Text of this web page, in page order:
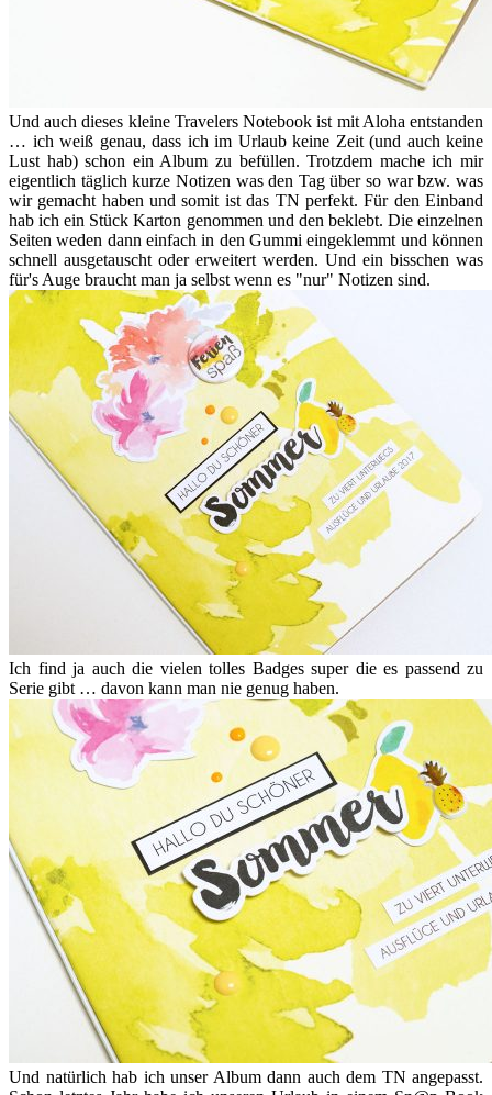
Und auch dieses kleine Travelers Notebook ist mit Aloha entstanden
… ich weiß genau, dass ich im Urlaub keine Zeit (und auch keine
Lust hab) schon ein Album zu befüllen. Trotzdem mache ich mir
eigentlich täglich kurze Notizen was den Tag über so war bzw. was
wir gemacht haben und somit ist das TN perfekt. Für den Einband
hab ich ein Stück Karton genommen und den beklebt. Die einzelnen
Seiten weden dann einfach in den Gummi eingeklemmt und können
schnell ausgetauscht oder erweitert werden. Und ein bisschen was
für's Auge braucht man ja selbst wenn es "nur" Notizen sind.
Ich find ja auch die vielen tolles Badges super die es passend zu
Serie gibt … davon kann man nie genug haben.
Und natürlich hab ich unser Album dann auch dem TN angepasst.